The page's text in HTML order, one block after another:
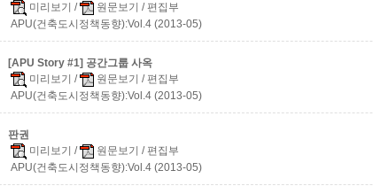
미리보기 / 원문보기 / 편집부
APU(건축도시정책동향):Vol.4 (2013-05)
[APU Story #1] 공간그룹 사옥
미리보기 / 원문보기 / 편집부
APU(건축도시정책동향):Vol.4 (2013-05)
판권
미리보기 / 원문보기 / 편집부
APU(건축도시정책동향):Vol.4 (2013-05)